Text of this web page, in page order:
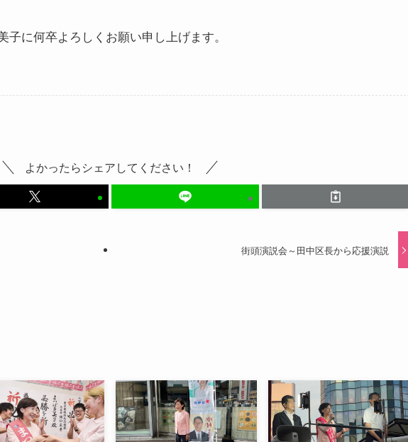
に何卒よろしくお願い申し上げます。
よかったらシェアしてください！
街頭演説会～田中区長から応援演説